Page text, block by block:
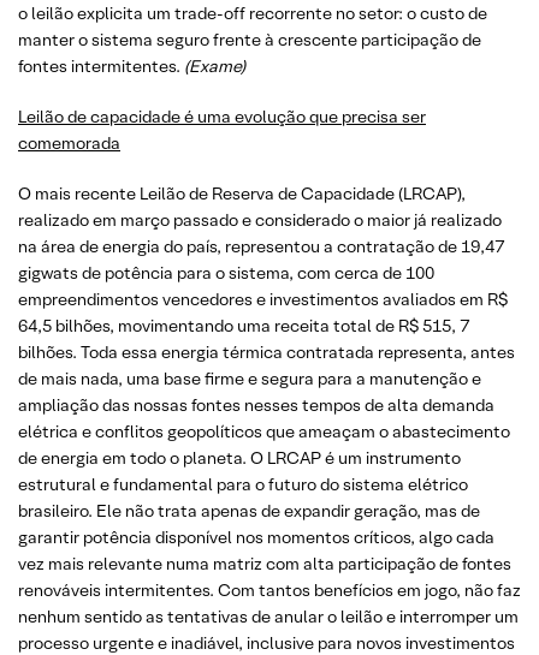
o leilão explicita um trade-off recorrente no setor: o custo de
manter o sistema seguro frente à crescente participação de
fontes intermitentes. (Exame)
Leilão de capacidade é uma evolução que precisa ser
comemorada
O mais recente Leilão de Reserva de Capacidade (LRCAP),
realizado em março passado e considerado o maior já realizado
na área de energia do país, representou a contratação de 19,47
gigwats de potência para o sistema, com cerca de 100
empreendimentos vencedores e investimentos avaliados em R$
64,5 bilhões, movimentando uma receita total de R$ 515, 7
bilhões. Toda essa energia térmica contratada representa, antes
de mais nada, uma base firme e segura para a manutenção e
ampliação das nossas fontes nesses tempos de alta demanda
elétrica e conflitos geopolíticos que ameaçam o abastecimento
de energia em todo o planeta. O LRCAP é um instrumento
estrutural e fundamental para o futuro do sistema elétrico
brasileiro. Ele não trata apenas de expandir geração, mas de
garantir potência disponível nos momentos críticos, algo cada
vez mais relevante numa matriz com alta participação de fontes
renováveis intermitentes. Com tantos benefícios em jogo, não faz
nenhum sentido as tentativas de anular o leilão e interromper um
processo urgente e inadiável, inclusive para novos investimentos